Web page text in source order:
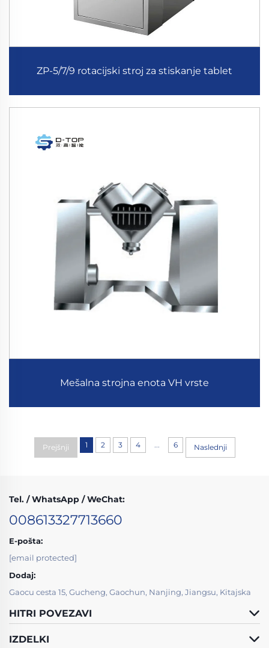
ZP-5/7/9 rotacijski stroj za stiskanje tablet
Mešalna strojna enota VH vrste
Prejšnji 1 2 3 4 ... 6 Naslednji
Tel. / WhatsApp / WeChat:
008613327713660
E-pošta:
[email protected]
Dodaj:
Gaocu cesta 15, Gucheng, Gaochun, Nanjing, Jiangsu, Kitajska
HITRI POVEZAVI
IZDELKI